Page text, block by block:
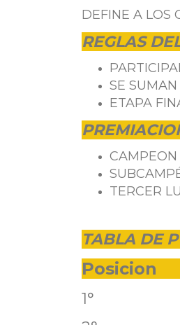
DEFINE A LOS
REGLAS
SE
ETAPA
CAMPEON
TERCER
TABLA DE
1°